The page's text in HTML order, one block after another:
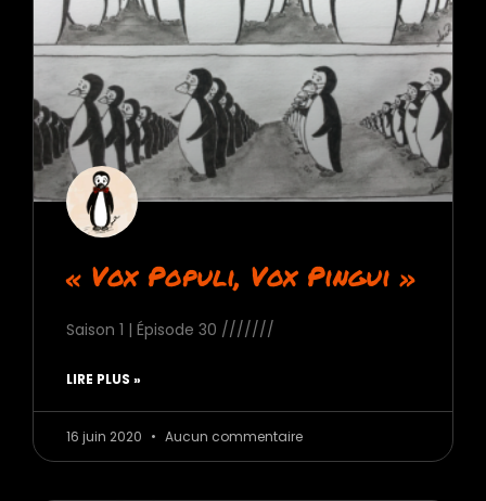
« Vox Populi, Vox Pingui »
Saison 1 | Épisode 30 ///////
LIRE PLUS »
16 juin 2020 Aucun commentaire